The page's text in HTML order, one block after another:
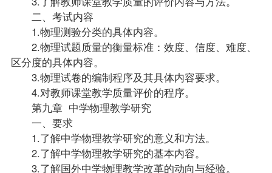
二、考试内容
1.物理测验分类的具体内容。
2.物理试题质量的衡量标准：效度、信度、难度、
区分度的具体内容。
3.物理试卷的编制程序及其具体内容要求。
4.对教师课堂教学质量评价的程序。
第九章 中学物理教学研究
一、要求
1.了解中学物理教学研究的意义和方法。
2.了解中学物理教学研究的基本内容。
3.了解国外中学物理教学改革的动向与经验。